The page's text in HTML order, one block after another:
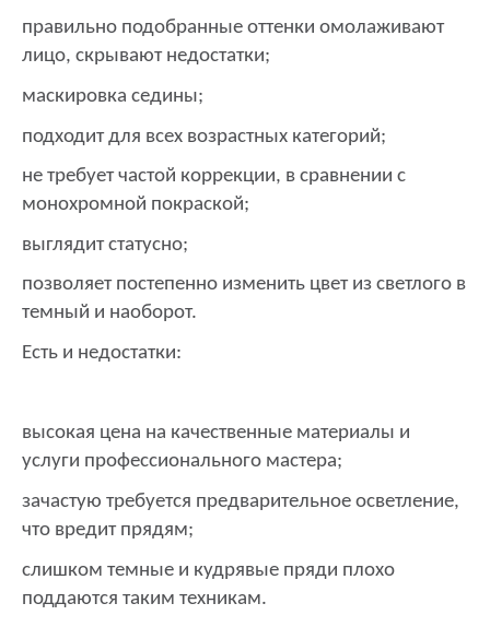
правильно подобранные оттенки омолаживают
лицо, скрывают недостатки;
маскировка седины;
подходит для всех возрастных категорий;
не требует частой коррекции, в сравнении с
монохромной покраской;
выглядит статусно;
позволяет постепенно изменить цвет из светлого в
темный и наоборот.
Есть и недостатки:
высокая цена на качественные материалы и
услуги профессионального мастера;
зачастую требуется предварительное осветление,
что вредит прядям;
слишком темные и кудрявые пряди плохо
поддаются таким техникам.